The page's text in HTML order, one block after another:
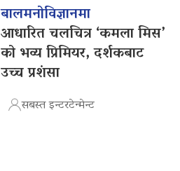
बालमनोविज्ञानमा
आधारित चलचित्र ‘कमला मिस’
को भव्य प्रिमियर, दर्शकबाट
उच्च प्रशंसा
सबस्त इन्टरटेन्मेन्ट